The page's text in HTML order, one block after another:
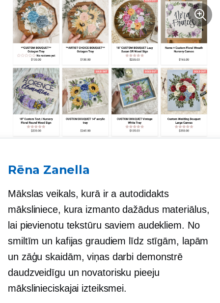
Rēna Zanella
Mākslas veikals, kurā ir aautodidakts
māksliniece, kura izmanto dažādus materiālus,
lai pievienotu tekstūru saviem audekliem. No
smiltīm un kafijas graudiem līdz stīgām, lapām
un zāģu skaidām, viņas darbi demonstrē
daudzveidīgu un novatorisku pieeju
mākslinieciskajai izteiksmei.